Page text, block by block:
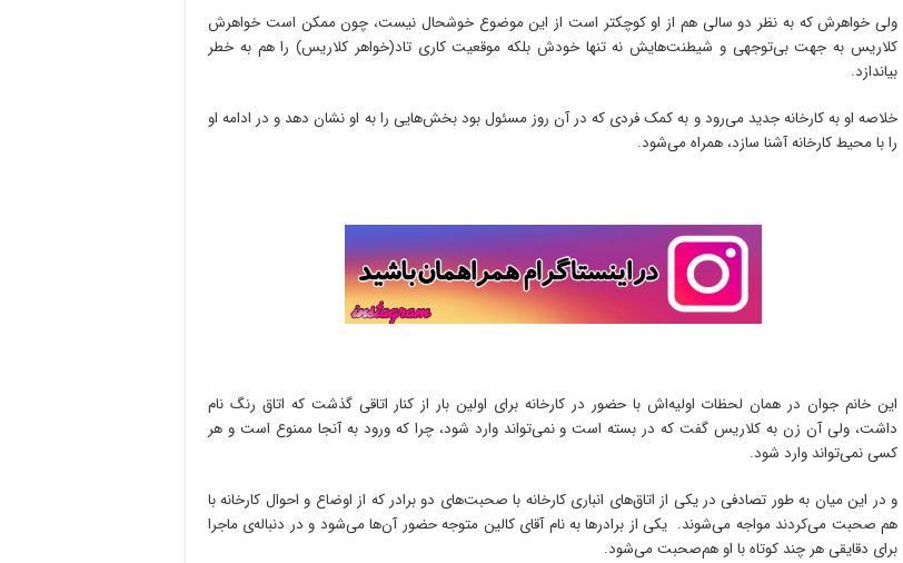
ولی خواهرش که به نظر دو سالی هم از او کوچکتر است از این موضوع خوشحال نیست، چون ممکن است خواهرش
کلاریس به جهت بی‌توجهی و شیطنت‌هایش نه تنها خودش بلکه موقعیت کاری تاد(خواهر کلاریس) را هم به خطر
بیاندازد.
خلاصه او به کارخانه جدید می‌رود و به کمک فردی که در آن روز مسئول بود بخش‌هایی را به او نشان ‌دهد و در ادامه او
را با محیط کارخانه آشنا سازد، همراه می‌شود.
این خانم جوان در همان لحظات اولیه‌اش با حضور در کارخانه برای اولین بار از کنار اتاقی گذشت که اتاق رنگ نام
داشت، ولی آن زن به کلاریس گفت که در بسته‌ است و نمی‌تواند وارد شود، چرا که ورود به آنجا ممنوع است و هر
کسی نمی‌تواند وارد شود.
و در این میان به طور تصادفی در یکی از اتاق‌های انباری کارخانه با صحبت‌های دو برادر که از اوضاع و احوال کارخانه با
هم صحبت می‌کردند مواجه می‌شوند. یکی از برادرها به نام آقای کالین متوجه حضور آن‌ها می‌شود و در دنباله‌ی ماجرا
برای دقایقی هر چند کوتاه با او هم‌صحبت می‌‌شود.